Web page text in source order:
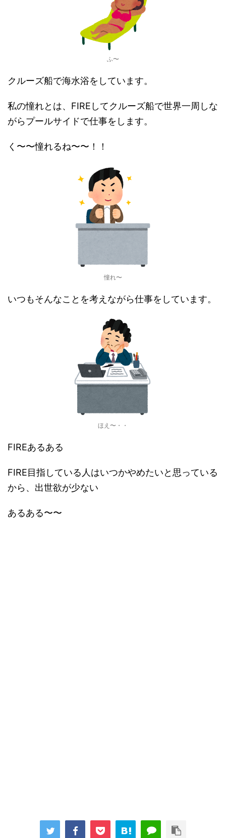
ふ〜
クルーズ船で海水浴をしています。
私の憧れとは、FIREしてクルーズ船で世界一周しな
がらプールサイドで仕事をします。
く〜〜憧れるね〜〜！！
憧れ〜
いつもそんなことを考えながら仕事をしています。
ほえ〜・・
FIREあるある
FIRE目指している人はいつかやめたいと思っている
から、出世欲が少ない
あるある〜〜